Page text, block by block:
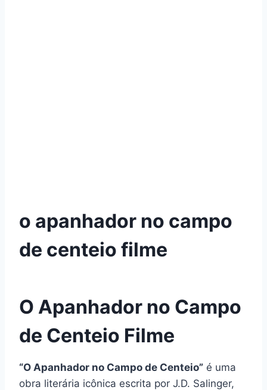
o apanhador no campo
de centeio filme
O Apanhador no Campo
de Centeio Filme
“O Apanhador no Campo de Centeio” é uma
obra literária icônica escrita por J.D. Salinger,